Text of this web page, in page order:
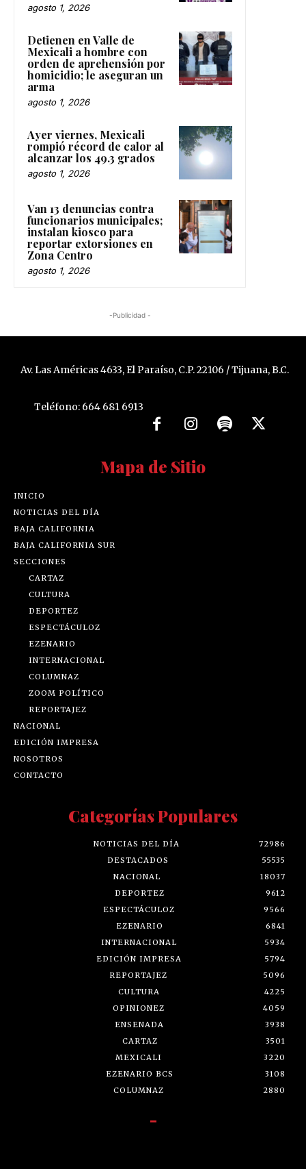
agosto 1, 2026
Detienen en Valle de
Mexicali a hombre con
orden de aprehensión por
homicidio; le aseguran un
arma
agosto 1, 2026
Ayer viernes, Mexicali
rompió récord de calor al
alcanzar los 49.3 grados
agosto 1, 2026
Van 13 denuncias contra
funcionarios municipales;
instalan kiosco para
reportar extorsiones en
Zona Centro
agosto 1, 2026
-Publicidad -
Av. Las Américas 4633, El Paraíso, C.P. 22106 / Tijuana, B.C.
Teléfono: 664 681 6913
Mapa de Sitio
INICIO
NOTICIAS DEL DÍA
BAJA CALIFORNIA
BAJA CALIFORNIA SUR
SECCIONES
CARTAZ
CULTURA
DEPORTEZ
ESPECTÁCULOZ
EZENARIO
INTERNACIONAL
COLUMNAZ
ZOOM POLÍTICO
REPORTAJEZ
NACIONAL
EDICIÓN IMPRESA
NOSOTROS
CONTACTO
Categorías Populares
NOTICIAS DEL DÍA
72986
DESTACADOS
55535
NACIONAL
18037
DEPORTEZ
9612
ESPECTÁCULOZ
9566
EZENARIO
6841
INTERNACIONAL
5934
EDICIÓN IMPRESA
5794
REPORTAJEZ
5096
CULTURA
4225
OPINIONEZ
4059
ENSENADA
3938
CARTAZ
3501
MEXICALI
3220
EZENARIO BCS
3108
COLUMNAZ
2880
-